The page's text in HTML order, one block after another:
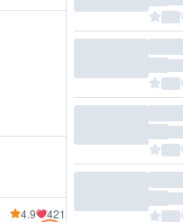
4.9 421